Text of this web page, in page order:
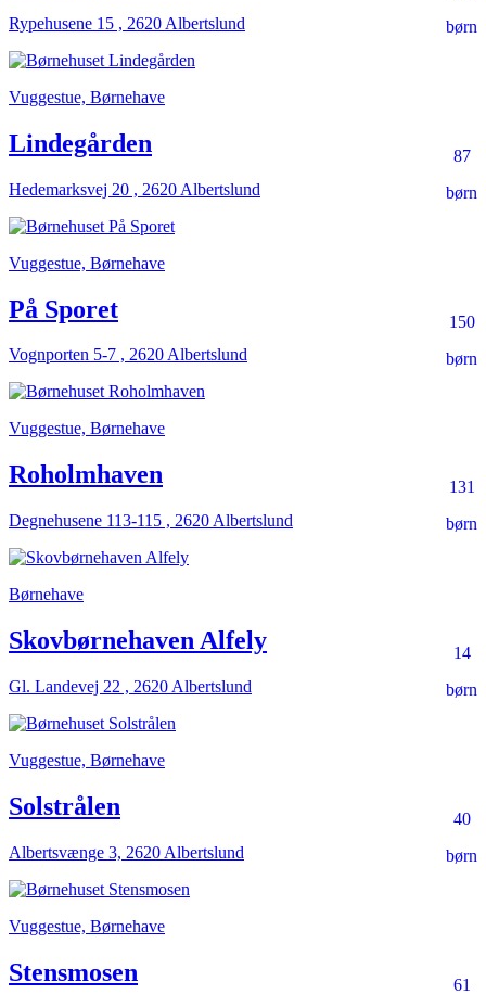
børn
Rypehusene 15 , 2620 Albertslund
Vuggestue, Børnehave
87
børn
Lindegården
Hedemarksvej 20 , 2620 Albertslund
Vuggestue, Børnehave
150
børn
På Sporet
Vognporten 5-7 , 2620 Albertslund
Vuggestue, Børnehave
131
børn
Roholmhaven
Degnehusene 113-115 , 2620 Albertslund
Børnehave
14
børn
Skovbørnehaven Alfely
Gl. Landevej 22 , 2620 Albertslund
Vuggestue, Børnehave
40
børn
Solstrålen
Albertsvænge 3, 2620 Albertslund
Vuggestue, Børnehave
61
Stensmosen